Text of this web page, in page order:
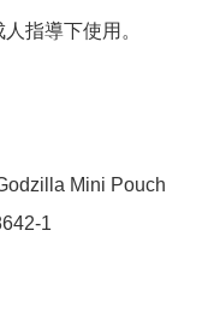
指導下使用。
Mini Pouch
1